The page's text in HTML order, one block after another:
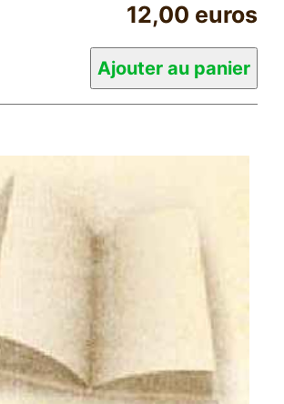
12,00 euros